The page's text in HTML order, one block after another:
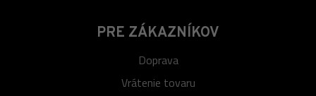
PRE ZÁKAZNÍKOV
Doprava
Vrátenie tovaru